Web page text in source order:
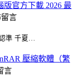
版官方下載 2026 最
言
準 千夏…
壓縮軟體（繁
言